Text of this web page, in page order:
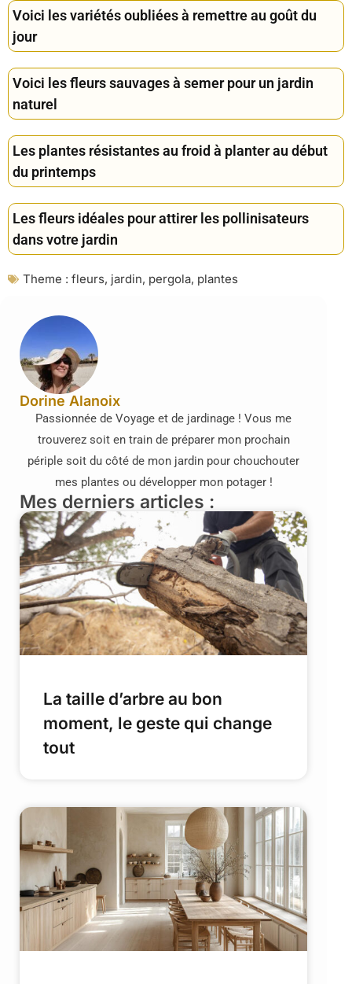
Voici les variétés oubliées à remettre au goût du
jour
Voici les fleurs sauvages à semer pour un jardin
naturel
Les plantes résistantes au froid à planter au début
du printemps
Les fleurs idéales pour attirer les pollinisateurs
dans votre jardin
Theme : fleurs, jardin, pergola, plantes
Dorine Alanoix
Passionnée de Voyage et de jardinage ! Vous me
trouverez soit en train de préparer mon prochain
périple soit du côté de mon jardin pour chouchouter
mes plantes ou développer mon potager !
Mes derniers articles :
La taille d’arbre au bon
moment, le geste qui change
tout